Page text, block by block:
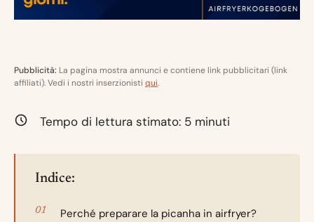
Pubblicità: La pagina mostra annunci e contiene link pubblicitari (link
affiliati). Vedi i nostri inserzionisti qui.
Tempo di lettura stimato: 5 minuti
Indice:
Perché preparare la picanha in airfryer?